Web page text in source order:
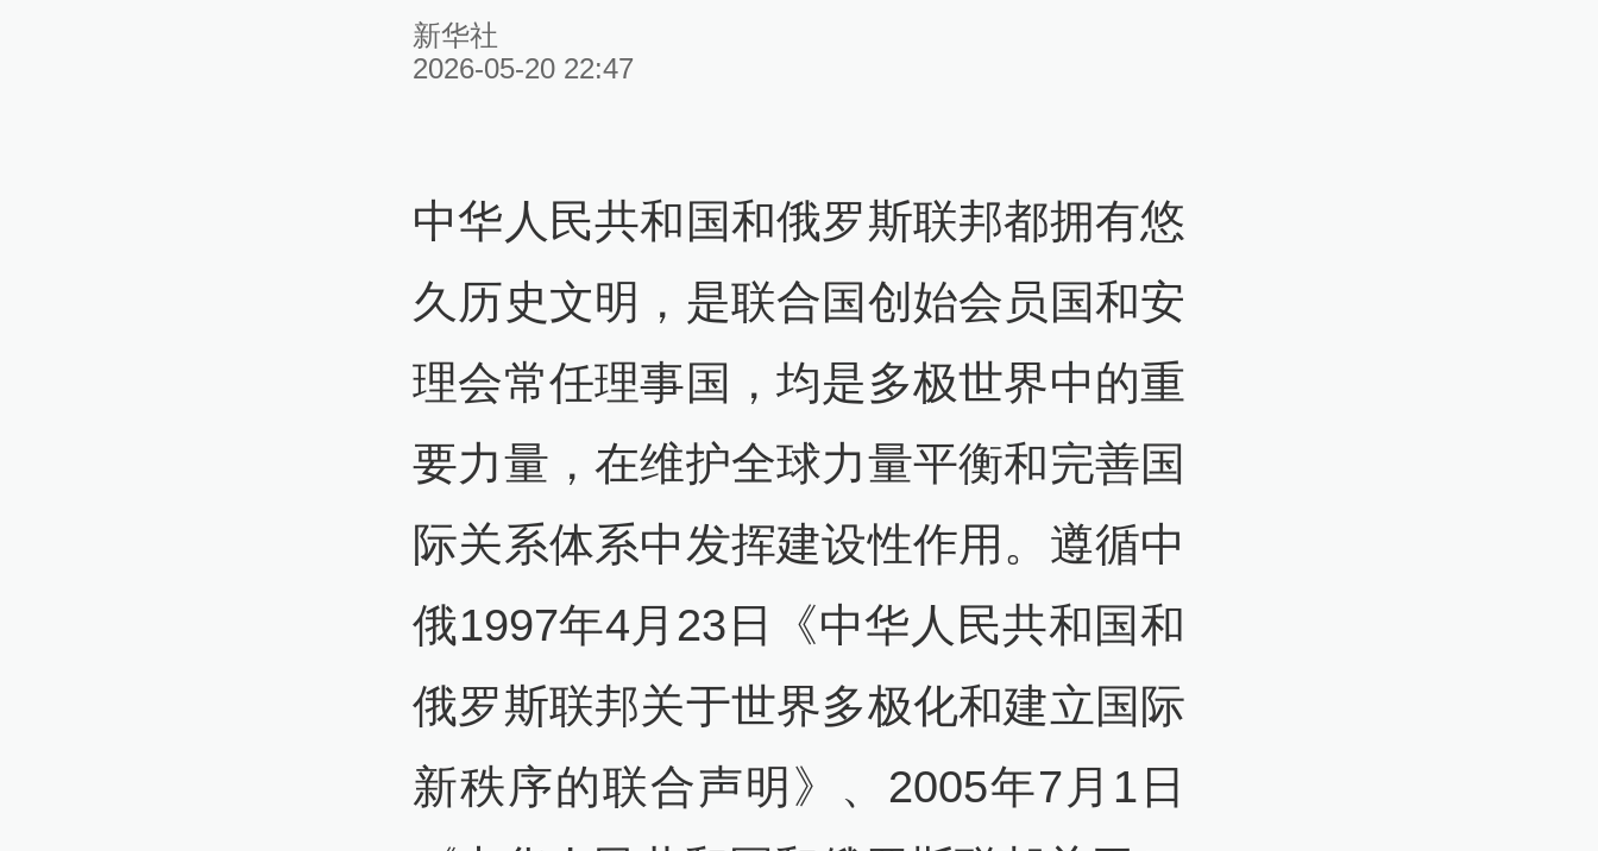
新华社
2026-05-20 22:47
中华人民共和国和俄罗斯联邦都拥有悠
久历史文明，是联合国创始会员国和安
理会常任理事国，均是多极世界中的重
要力量，在维护全球力量平衡和完善国
际关系体系中发挥建设性作用。遵循中
俄1997年4月23日《中华人民共和国和
俄罗斯联邦关于世界多极化和建立国际
新秩序的联合声明》、2005年7月1日